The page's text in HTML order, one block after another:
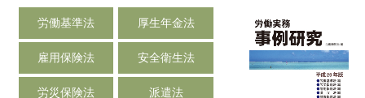
労働基準法 厚生年金法
雇用保険法 安全衛生法
労災保険法 派遣法